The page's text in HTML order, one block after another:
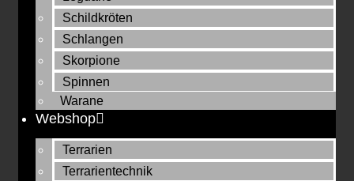
Schildkröten
Schlangen
Skorpione
Spinnen
Warane
Webshop
Terrarien
Terrarientechnik